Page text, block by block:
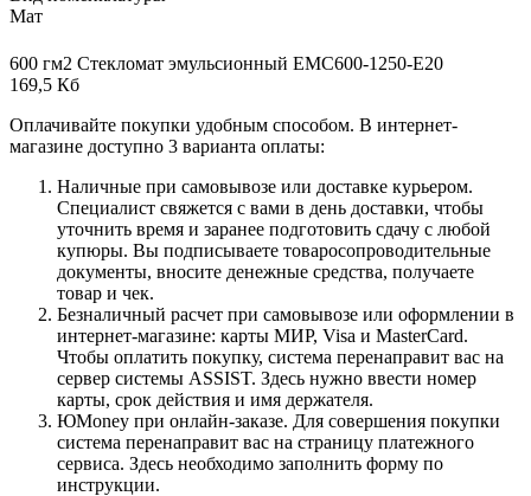
Мат
600 гм2 Стекломат эмульсионный EMC600-1250-E20
169,5 Кб
Оплачивайте покупки удобным способом. В интернет-
магазине доступно 3 варианта оплаты:
Наличные при самовывозе или доставке курьером.
Специалист свяжется с вами в день доставки, чтобы
уточнить время и заранее подготовить сдачу с любой
купюры. Вы подписываете товаросопроводительные
документы, вносите денежные средства, получаете
товар и чек.
Безналичный расчет при самовывозе или оформлении в
интернет-магазине: карты МИР, Visa и MasterCard.
Чтобы оплатить покупку, система перенаправит вас на
сервер системы ASSIST. Здесь нужно ввести номер
карты, срок действия и имя держателя.
ЮMoney при онлайн-заказе. Для совершения покупки
система перенаправит вас на страницу платежного
сервиса. Здесь необходимо заполнить форму по
инструкции.